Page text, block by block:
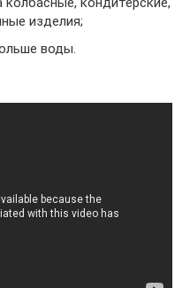
изделия;
воды.